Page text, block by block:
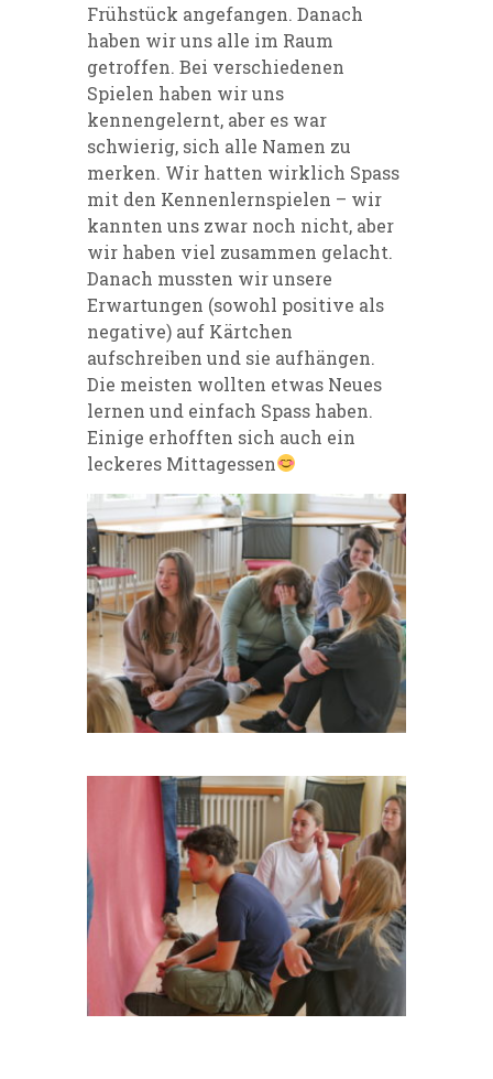
Frühstück angefangen. Danach
haben wir uns alle im Raum
getroffen. Bei verschiedenen
Spielen haben wir uns
kennengelernt, aber es war
schwierig, sich alle Namen zu
merken. Wir hatten wirklich Spass
mit den Kennenlernspielen – wir
kannten uns zwar noch nicht, aber
wir haben viel zusammen gelacht.
Danach mussten wir unsere
Erwartungen (sowohl positive als
negative) auf Kärtchen
aufschreiben und sie aufhängen.
Die meisten wollten etwas Neues
lernen und einfach Spass haben.
Einige erhofften sich auch ein
leckeres Mittagessen